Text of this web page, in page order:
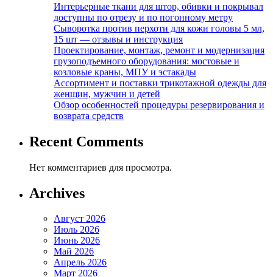
Интерьерные ткани для штор, обивки и покрывал
доступны по отрезу и по погонному метру
Сыворотка против перхоти для кожи головы 5 мл,
15 шт — отзывы и инструкция
Проектирование, монтаж, ремонт и модернизация
грузоподъемного оборудования: мостовые и
козловые краны, МПУ и эстакады
Ассортимент и поставки трикотажной одежды для
женщин, мужчин и детей
Обзор особенностей процедуры резервирования и
возврата средств
Recent Comments
Нет комментариев для просмотра.
Archives
Август 2026
Июль 2026
Июнь 2026
Май 2026
Апрель 2026
Март 2026